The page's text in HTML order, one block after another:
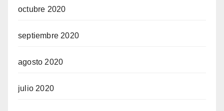
octubre 2020
septiembre 2020
agosto 2020
julio 2020